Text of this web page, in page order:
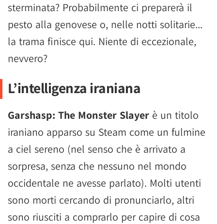
sterminata? Probabilmente ci preparerà il
pesto alla genovese o, nelle notti solitarie...
la trama finisce qui. Niente di eccezionale,
nevvero?
L’intelligenza iraniana
Garshasp: The Monster Slayer è un titolo
iraniano apparso su Steam come un fulmine
a ciel sereno (nel senso che è arrivato a
sorpresa, senza che nessuno nel mondo
occidentale ne avesse parlato). Molti utenti
sono morti cercando di pronunciarlo, altri
sono riusciti a comprarlo per capire di cosa